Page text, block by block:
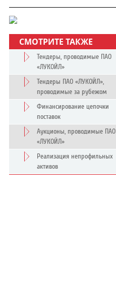
СМОТРИТЕ ТАКЖЕ
Тендеры, проводимые ПАО
«ЛУКОЙЛ»
Тендеры ПАО «ЛУКОЙЛ»,
проводимые за рубежом
Финансирование цепочки
поставок
Аукционы, проводимые ПАО
«ЛУКОЙЛ»
Реализация непрофильных
активов